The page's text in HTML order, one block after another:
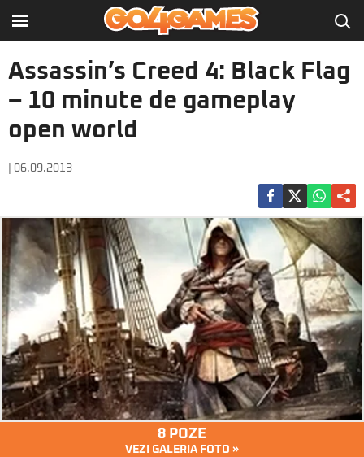
Assassin’s Creed 4: Black Flag
– 10 minute de gameplay
open world
| 06.09.2013
8 POZE
VEZI GALERIA FOTO »